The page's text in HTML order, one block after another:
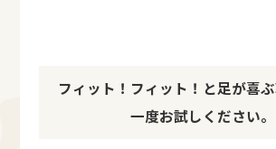
フィット！フィット！と足が喜
一度お試しください。